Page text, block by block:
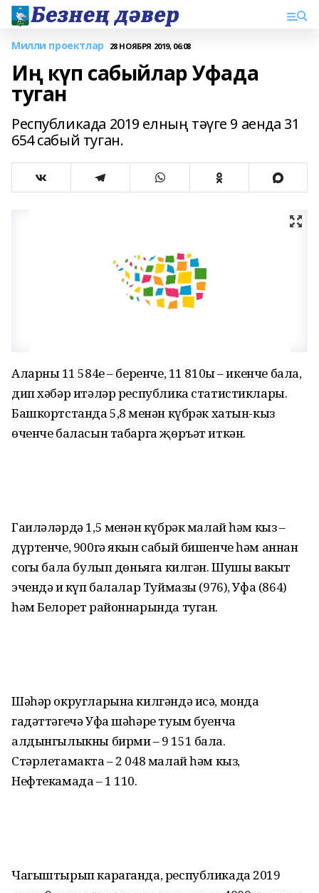
Милли проектлар 28 НОЯБРЯ 2019, 06:08
Иң күп сабыйлар Уфада
туган
Республикада 2019 елның тәүге 9 аенда 31
654 сабый туган.
Аларның 11 584е – беренче, 11 810ы – икенче бала,
дип хәбәр итәләр республика статистиклары.
Башкортстанда 5,8 меңнән күбрәк хатын-кыз
өченче баласын табарга җөръәт иткән.
Гаиләләрдә 1,5 меңнән күбрәк малай һәм кыз –
дүртенче, 900гә якын сабый бишенче һәм аннан
соңгы бала булып дөньяга килгән. Шушы вакыт
эчендә иң күп балалар Туймазы (976), Уфа (864)
һәм Белорет районнарында туган.
Шәһәр округларына килгәндә исә, монда
гадәттәгечә Уфа шәһәре туым буенча
алдынгылыкны бирми – 9 151 бала.
Стәрлетамакта – 2 048 малай һәм кыз,
Нефтекамада – 1 110.
Чагыштырып караганда, республикада 2019